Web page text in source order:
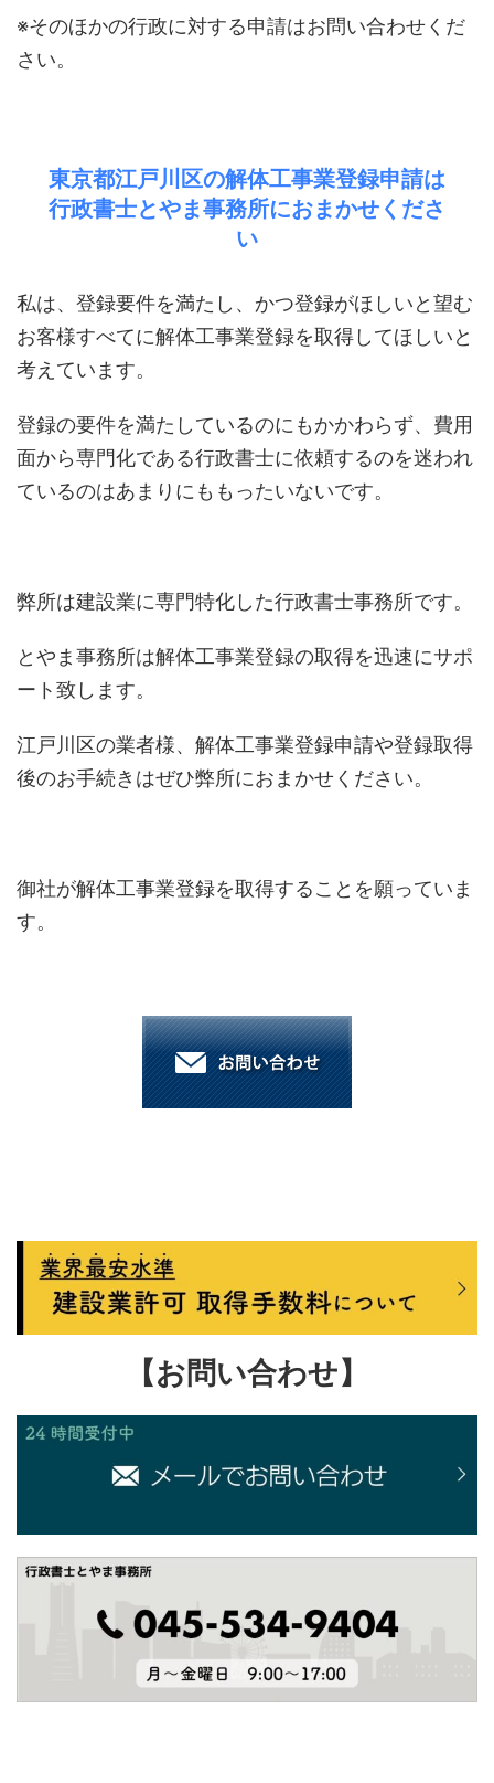
※そのほかの行政に対する申請はお問い合わせくだ
さい。
東京都江戸川区の解体工事業登録申請は
行政書士とやま事務所におまかせくださ
い
私は、登録要件を満たし、かつ登録がほしいと望む
お客様すべてに解体工事業登録を取得してほしいと
考えています。
登録の要件を満たしているのにもかかわらず、費用
面から専門化である行政書士に依頼するのを迷われ
ているのはあまりにももったいないです。
弊所は建設業に専門特化した行政書士事務所です。
とやま事務所は解体工事業登録の取得を迅速にサポ
ート致します。
江戸川区の業者様、解体工事業登録申請や登録取得
後のお手続きはぜひ弊所におまかせください。
御社が解体工事業登録を取得することを願っていま
す。
【お問い合わせ】